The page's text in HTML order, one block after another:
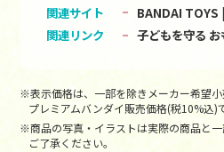
関連サイト
BANDAI TOYS
関連リンク
子どもを守る
※表示価格は、一部を除きメーカー希望小
プレミアムバンダイ販売価格(税10%込)で
※商品の写真・イラストは実際の商品と
ご了承ください。